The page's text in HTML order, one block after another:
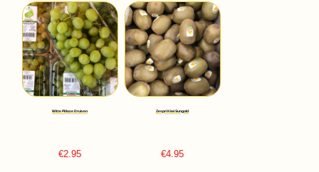
Witte Pitloze Druiven
€2.95
Zespri Kiwi Sungold
€4.95